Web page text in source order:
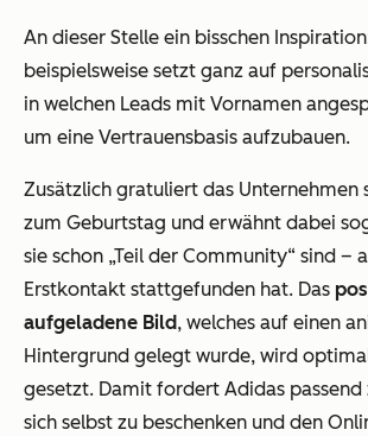
An dieser Stelle ein bisschen
beispielsweise setzt ganz auf
in welchen Leads mit Vornamen
um eine Vertrauensbasis aufzubauen.
Zusätzlich gratuliert das Unternehmen
zum Geburtstag und erwähnt dabei
sie schon „Teil der Community“ sind –
Erstkontakt stattgefunden hat. Das
aufgeladene Bild, welches auf einen
Hintergrund gelegt wurde, wird
gesetzt. Damit fordert Adidas passend
sich selbst zu beschenken und den